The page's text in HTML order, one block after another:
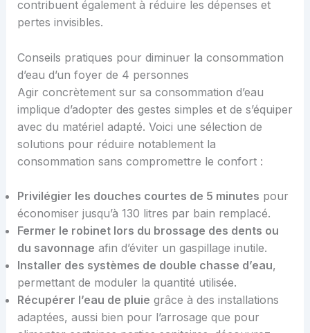
contribuent également à réduire les dépenses et
pertes invisibles.
Conseils pratiques pour diminuer la consommation
d’eau d’un foyer de 4 personnes
Agir concrètement sur sa consommation d’eau
implique d’adopter des gestes simples et de s’équiper
avec du matériel adapté. Voici une sélection de
solutions pour réduire notablement la
consommation sans compromettre le confort :
Privilégier les douches courtes de 5 minutes pour
économiser jusqu’à 130 litres par bain remplacé.
Fermer le robinet lors du brossage des dents ou
du savonnage afin d’éviter un gaspillage inutile.
Installer des systèmes de double chasse d’eau,
permettant de moduler la quantité utilisée.
Récupérer l’eau de pluie grâce à des installations
adaptées, aussi bien pour l’arrosage que pour